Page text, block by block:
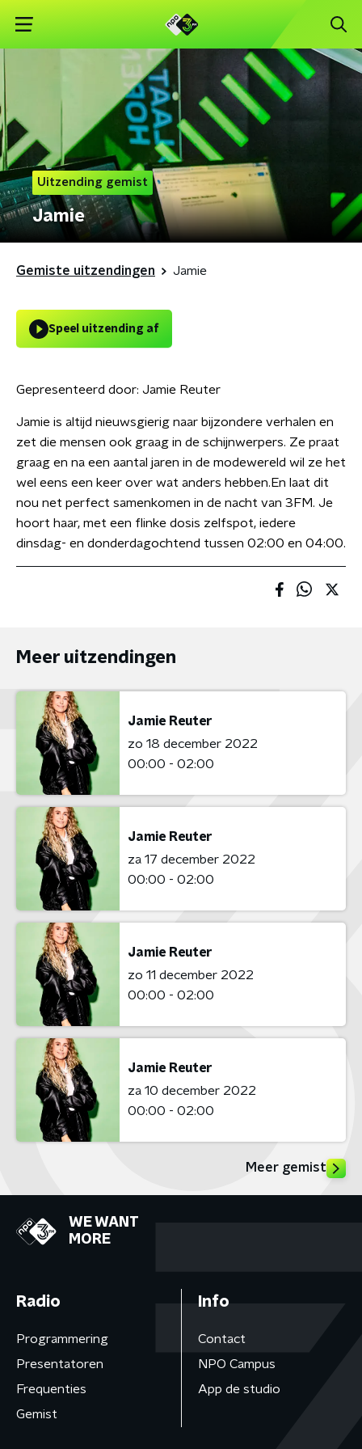
Uitzending gemist
Jamie
Gemiste uitzendingen Jamie
Speel uitzending af
Gepresenteerd door: Jamie Reuter
Jamie is altijd nieuwsgierig naar bijzondere verhalen en
zet die mensen ook graag in de schijnwerpers. Ze praat
graag en na een aantal jaren in de modewereld wil ze het
wel eens een keer over wat anders hebben.En laat dit
nou net perfect samenkomen in de nacht van 3FM. Je
hoort haar, met een flinke dosis zelfspot, iedere
dinsdag- en donderdagochtend tussen 02:00 en 04:00.
Meer uitzendingen
Jamie Reuter
zo 18 december 2022
00:00 - 02:00
Jamie Reuter
za 17 december 2022
00:00 - 02:00
Jamie Reuter
zo 11 december 2022
00:00 - 02:00
Jamie Reuter
za 10 december 2022
00:00 - 02:00
Meer gemist
WE WANT
MORE
Radio
Programmering
Presentatoren
Frequenties
Gemist
Info
Contact
NPO Campus
App de studio